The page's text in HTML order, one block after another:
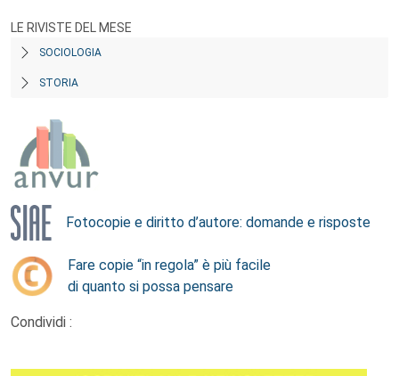
LE RIVISTE DEL MESE
SOCIOLOGIA
STORIA
Fotocopie e diritto d’autore: domande e risposte
Fare copie “in regola” è più facile
di quanto si possa pensare
Condividi :